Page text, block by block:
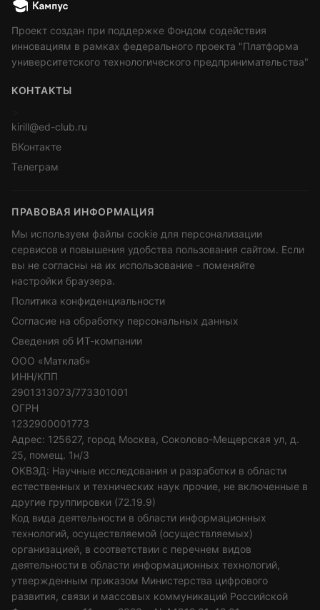
Проект создан при поддержке Фондом содействия
инновациям в рамках федерального проекта "Платформа
университетского технологического предпринимательства"
КОНТАКТЫ
>
kirill@ed-club.ru
ВКонтакте
Телеграм
ПРАВОВАЯ ИНФОРМАЦИЯ
Мы используем файлы cookie для персонализации
сервисов и повышения удобства пользования сайтом. Если
вы не согласны на их использование - поменяйте
настройки браузера.
Политика конфиденциальности
Согласие на обработку персональных данных
Сведения об ИТ-компании
ООО «Матклаб»
ИНН/КПП
2901313073/773301001
ОГРН
1232900001773
Адрес: 125627, город Москва, Соколово-Мещерская ул, д.
25, помещ. 1н/3
ОКВЭД: Научные исследования и разработки в области
естественных и технических наук прочие, не включенные в
другие группировки (72.19.9)
Код вида деятельности в области информационных
технологий, осуществляемой (осуществляемых)
организацией, в соответствии с перечнем видов
деятельности в области информационных технологий,
утвержденным приказом Министерства цифрового
развития, связи и массовых коммуникаций Российской